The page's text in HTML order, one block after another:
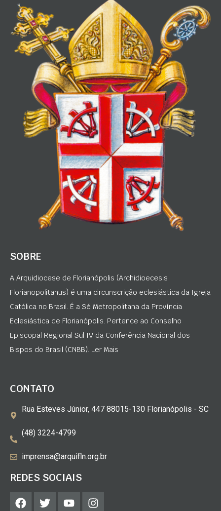
SOBRE
A Arquidiocese de Florianópolis (Archidioecesis
Florianopolitanus) é uma circunscrição eclesiástica da Igreja
Católica no Brasil. É a Sé Metropolitana da Província
Eclesiástica de Florianópolis. Pertence ao Conselho
Episcopal Regional Sul IV da Conferência Nacional dos
Bispos do Brasil (CNBB). Ler Mais
CONTATO
Rua Esteves Júnior, 447 88015-130 Florianópolis - SC
(48) 3224-4799
imprensa@arquifln.org.br
REDES SOCIAIS